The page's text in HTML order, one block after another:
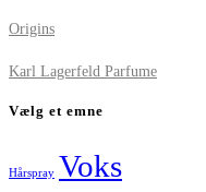
Origins
Karl Lagerfeld Parfume
Vælg et emne
Hårspray Voks